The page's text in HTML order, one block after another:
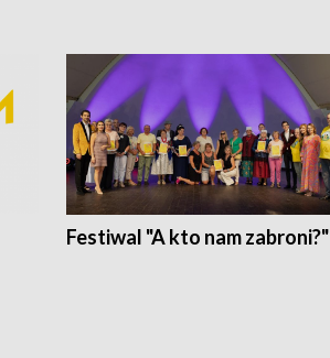
Festiwal "A kto nam zabroni?"